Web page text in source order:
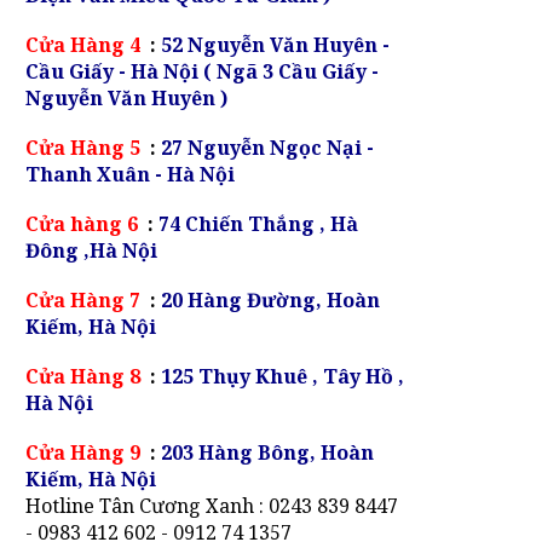
Cửa Hàng 4 : 52 Nguyễn Văn Huyên -
Cầu Giấy - Hà Nội ( Ngã 3 Cầu Giấy -
Nguyễn Văn Huyên )
Cửa Hàng 5 : 27 Nguyễn Ngọc Nại -
Thanh Xuân - Hà Nội
Cửa hàng 6 : 74 Chiến Thắng , Hà
Đông ,Hà Nội
Cửa Hàng 7 : 20 Hàng Đường, Hoàn
Kiếm, Hà Nội
Cửa Hàng 8 : 125 Thụy Khuê , Tây Hồ ,
Hà Nội
Cửa Hàng 9 : 203 Hàng Bông, Hoàn
Kiếm, Hà Nội
Hotline Tân Cương Xanh : 0243 839 8447
- 0983 412 602 - 0912 74 1357